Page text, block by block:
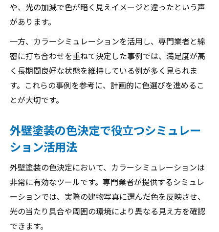
や、光の加減で色が暗く見えイメージと違ったという声
があります。
一方、カラーシミュレーションを活用し、専門業者と綿
密に打ち合わせを重ねて決定した事例では、満足度が高
く長期間良好な状態を維持している例が多く見られま
す。これらの事例を参考に、計画的に色選びを進めるこ
とが大切です。
外壁塗装の色決定で役立つシミュレー
ション活用法
外壁塗装の色決定において、カラーシミュレーションは
非常に有効なツールです。専門業者が提供するシミュレ
ーションでは、実際の建物写真に選んだ色を反映させ、
光の当たり具合や周囲の環境により異なる見え方を確認
できます。